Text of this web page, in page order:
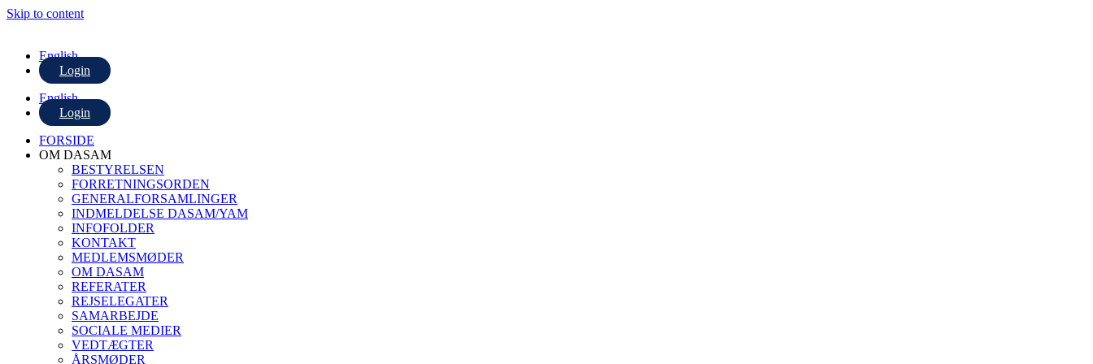
Skip to content
English
Login
English
Login
FORSIDE
OM DASAM
BESTYRELSEN
FORRETNINGSORDEN
GENERALFORSAMLINGER
INDMELDELSE DASAM/YAM
INFOFOLDER
KONTAKT
MEDLEMSMØDER
OM DASAM
REFERATER
REJSELEGATER
SAMARBEJDE
SOCIALE MEDIER
VEDTÆGTER
ÅRSMØDER